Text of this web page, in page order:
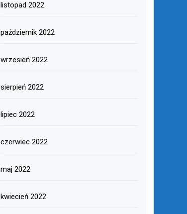
listopad 2022
październik 2022
wrzesień 2022
sierpień 2022
lipiec 2022
czerwiec 2022
maj 2022
kwiecień 2022